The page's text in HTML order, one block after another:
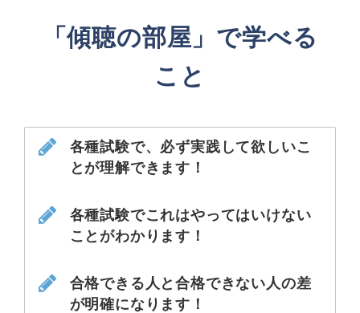
「傾聴の部屋」で学べる
こと
各種試験で、必ず実践して欲しいこ
とが理解できます！
各種試験でこれはやってはいけない
ことがわかります！
合格できる人と合格できない人の差
が明確になります！